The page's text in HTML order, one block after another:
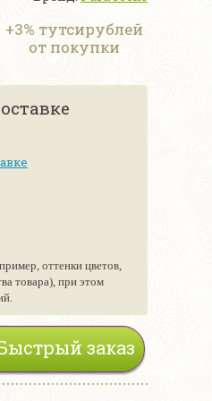
+3% тутсирублей
от покупки
оттенки цветов,
товара), при этом
заказ